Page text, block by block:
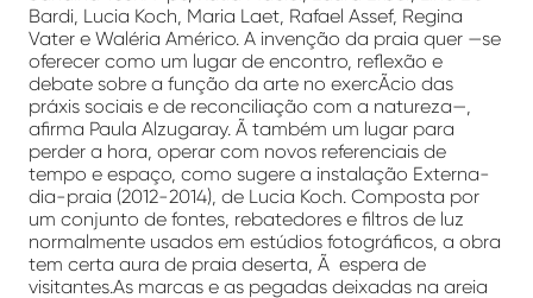
Bardi, Lucia Koch, Maria Laet, Rafael Assef, Regina
Vater e Waléria Américo. A invenção da praia quer —se
oferecer como um lugar de encontro, reflexão e
debate sobre a função da arte no exercÃ­cio das
práxis sociais e de reconciliação com a natureza—,
afirma Paula Alzugaray. Ã também um lugar para
perder a hora, operar com novos referenciais de
tempo e espaço, como sugere a instalação Externa-
dia-praia (2012-2014), de Lucia Koch. Composta por
um conjunto de fontes, rebatedores e filtros de luz
normalmente usados em estúdios fotográficos, a obra
tem certa aura de praia deserta, Ã espera de
visitantes.As marcas e as pegadas deixadas na areia